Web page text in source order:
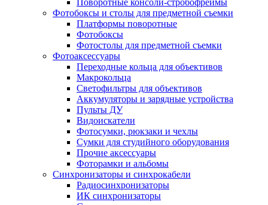
Поворотные консоли-стробофреймы
Фотобоксы и столы для предметной съемки
Платформы поворотные
Фотобоксы
Фотостолы для предметной съемки
Фотоаксессуары
Переходные кольца для объективов
Макрокольца
Светофильтры для объективов
Аккумуляторы и зарядные устройства
Пульты ДУ
Видоискатели
Фотосумки, рюкзаки и чехлы
Сумки для студийного оборудования
Прочие аксессуары
Фоторамки и альбомы
Синхронизаторы и синхрокабели
Радиосинхронизаторы
ИК синхронизаторы